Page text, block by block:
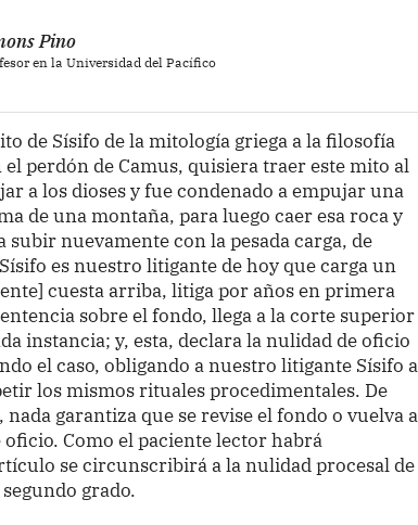
Pino
en la Universidad del Pacífico
de Sísifo de la mitología griega a la filosofía
perdón de Camus, quisiera traer este mito al
a los dioses y fue condenado a empujar una
de una montaña, para luego caer esa roca y
subir nuevamente con la pesada carga, de
es nuestro litigante de hoy que carga un
cuesta arriba, litiga por años en primera
sobre el fondo, llega a la corte superior
instancia; y, esta, declara la nulidad de oficio
el caso, obligando a nuestro litigante Sísifo a
los mismos rituales procedimentales. De
garantiza que se revise el fondo o vuelva a
Como el paciente lector habrá
se circunscribirá a la nulidad procesal de
grado.